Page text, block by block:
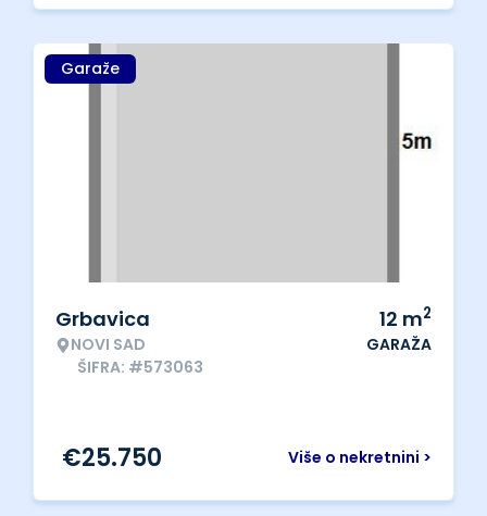
Garaže
Grbavica
NOVI SAD
ŠIFRA: #573063
12 m2
GARAŽA
Više o nekretnini >
€25.750